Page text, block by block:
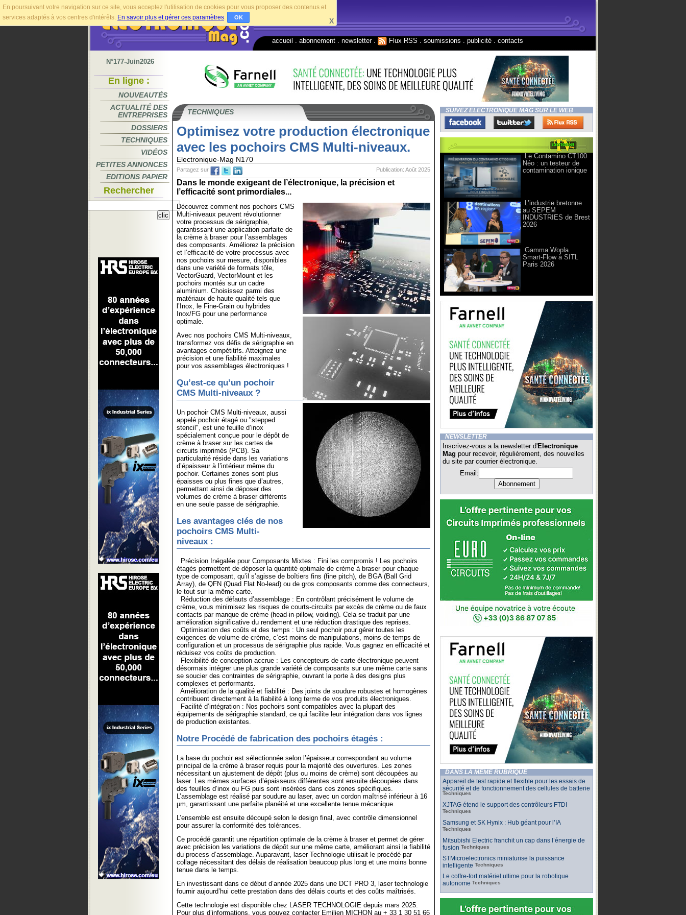
En poursuivant votre navigation sur ce site, vous acceptez l'utilisation de cookies pour vous proposer des contenus et
services adaptés à vos centres d'intérêts. En savoir plus et gérer ces paramètres. OK X
accueil abonnement newsletter. Flux RSS soumissions publicité contacts
N°177-Juin2026
En ligne :
NOUVEAUTÉS
ACTUALITÉ DES
ENTREPRISES
DOSSIERS
TECHNIQUES
VIDÉOS
PETITES ANNONCES
EDITIONS PAPIER
Rechercher
TECHNIQUES
Optimisez votre production électronique
avec les pochoirs CMS Multi-niveaux.
Electronique-Mag N170
Publication: Août 2025
Partagez sur
Dans le monde exigeant de l’électronique, la précision et
l’efficacité sont primordiales...
Découvrez comment nos pochoirs CMS
Multi-niveaux peuvent révolutionner
votre processus de sérigraphie,
garantissant une application parfaite de
la crème à braser pour l’assemblages
des composants. Améliorez la précision
et l’efficacité de votre processus avec
nos pochoirs sur mesure, disponibles
dans une variété de formats tôle,
VectorGuard, VectorMount et les
pochoirs montés sur un cadre
aluminium. Choisissez parmi des
matériaux de haute qualité tels que
l’Inox, le Fine-Grain ou hybrides
Inox/FG pour une performance
optimale.
Avec nos pochoirs CMS Multi-niveaux,
transformez vos défis de sérigraphie en
avantages compétitifs. Atteignez une
précision et une fiabilité maximales
pour vos assemblages électroniques !
Qu’est-ce qu’un pochoir
CMS Multi-niveaux ?
Un pochoir CMS Multi-niveaux, aussi
appelé pochoir étagé ou "stepped
stencil", est une feuille d’inox
spécialement conçue pour le dépôt de
crème à braser sur les cartes de
circuits imprimés (PCB). Sa
particularité réside dans les variations
d’épaisseur à l’intérieur même du
pochoir. Certaines zones sont plus
épaisses ou plus fines que d’autres,
permettant ainsi de déposer des
volumes de crème à braser différents
en une seule passe de sérigraphie.
Les avantages clés de nos
pochoirs CMS Multi-
niveaux :
Précision Inégalée pour Composants Mixtes : Fini les compromis ! Les pochoirs
étagés permettent de déposer la quantité optimale de crème à braser pour chaque
type de composant, qu’il s’agisse de boîtiers fins (fine pitch), de BGA (Ball Grid
Array), de QFN (Quad Flat No-lead) ou de gros composants comme des connecteurs,
le tout sur la même carte.
Réduction des défauts d’assemblage : En contrôlant précisément le volume de
crème, vous minimisez les risques de courts-circuits par excès de crème ou de faux
contacts par manque de crème (head-in-pillow, voiding). Cela se traduit par une
amélioration significative du rendement et une réduction drastique des reprises.
Optimisation des coûts et des temps : Un seul pochoir pour gérer toutes les
exigences de volume de crème, c’est moins de manipulations, moins de temps de
configuration et un processus de sérigraphie plus rapide. Vous gagnez en efficacité et
réduisez vos coûts de production.
Flexibilité de conception accrue : Les concepteurs de carte électronique peuvent
désormais intégrer une plus grande variété de composants sur une même carte sans
se soucier des contraintes de sérigraphie, ouvrant la porte à des designs plus
complexes et performants.
Amélioration de la qualité et fiabilité : Des joints de soudure robustes et homogènes
contribuent directement à la fiabilité à long terme de vos produits électroniques.
Facilité d’intégration : Nos pochoirs sont compatibles avec la plupart des
équipements de sérigraphie standard, ce qui facilite leur intégration dans vos lignes
de production existantes.
Notre Procédé de fabrication des pochoirs étagés :
La base du pochoir est sélectionnée selon l’épaisseur correspondant au volume
principal de la crème à braser requis pour la majorité des ouvertures. Les zones
nécessitant un ajustement de dépôt (plus ou moins de crème) sont découpées au
laser. Les mêmes surfaces d’épaisseurs différentes sont ensuite découpées dans
des feuilles d’inox ou FG puis sont insérées dans ces zones spécifiques.
L’assemblage est réalisé par soudure au laser, avec un cordon maîtrisé inférieur à 16
µm, garantissant une parfaite planéité et une excellente tenue mécanique.
L’ensemble est ensuite découpé selon le design final, avec contrôle dimensionnel
pour assurer la conformité des tolérances.
Ce procédé garantit une répartition optimale de la crème à braser et permet de gérer
avec précision les variations de dépôt sur une même carte, améliorant ainsi la fiabilité
du process d’assemblage. Auparavant, laser Technologie utilisait le procédé par
collage nécessitant des délais de réalisation beaucoup plus long et une moins bonne
tenue dans le temps.
En investissant dans ce début d’année 2025 dans une DCT PRO 3, laser technologie
fournir aujourd’hui cette prestation dans des délais courts et des coûts maîtrisés.
Cette technologie est disponible chez LASER TECHNOLOGIE depuis mars 2025.
Pour plus d’informations, vous pouvez contacter Emilien MICHON au + 33 1 30 51 66
SUIVEZ ELECTRONIQUE MAG SUR LE WEB
Le Contamino CT100
Néo : un testeur de
contamination ionique
L’industrie bretonne
au SEPEM
INDUSTRIES de Brest
2026
Gamma Wopla
Smart-Flow à SITL
Paris 2026
NEWSLETTER
Inscrivez-vous a la newsletter d'Electronique
Mag pour recevoir, régulièrement, des nouvelles
du site par courrier électronique.
Email:
DANS LA MÊME RUBRIQUE
Appareil de test rapide et flexible pour les essais de
sécurité et de fonctionnement des cellules de batterie
Techniques
XJTAG étend le support des contrôleurs FTDI
Techniques
Samsung et SK Hynix : Hub géant pour l’IA
Techniques
Mitsubishi Electric franchit un cap dans l’énergie de
fusion Techniques
STMicroelectronics miniaturise la puissance
intelligente Techniques
Le coffre-fort matériel ultime pour la robotique
autonome Techniques